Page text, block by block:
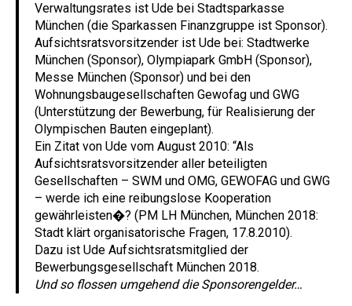
Verwaltungsrates ist Ude bei Stadtsparkasse
München (die Sparkassen Finanzgruppe ist Sponsor).
Aufsichtsratsvorsitzender ist Ude bei: Stadtwerke
München (Sponsor), Olympiapark GmbH (Sponsor),
Messe München (Sponsor) und bei den
Wohnungsbaugesellschaften Gewofag und GWG
(Unterstützung der Bewerbung, für Realisierung der
Olympischen Bauten eingeplant).
Ein Zitat von Ude vom August 2010: “Als
Aufsichtsratsvorsitzender aller beteiligten
Gesellschaften – SWM und OMG, GEWOFAG und GWG
– werde ich eine reibungslose Kooperation
gewährleisten�? (PM LH München, München 2018:
Stadt klärt organisatorische Fragen, 17.8.2010).
Dazu ist Ude Aufsichtsratsmitglied der
Bewerbungsgesellschaft München 2018.
Und so flossen umgehend die Sponsorengelder…